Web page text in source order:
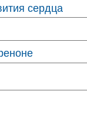
сердца